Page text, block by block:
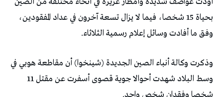
بحياة 15 شخصا، فيما لا يزال تسعة آخرون في عداد المفقودين،
وفق ما أفادت وسائل إعلام رسمية الثلاثاء.
وذكرت وكالة أنباء الصين الجديدة (شينخوا) أن مقاطعة هوبي في
وسط البلاد شهدت أحوالا جوية قصوى أسفرت عن مقتل 11